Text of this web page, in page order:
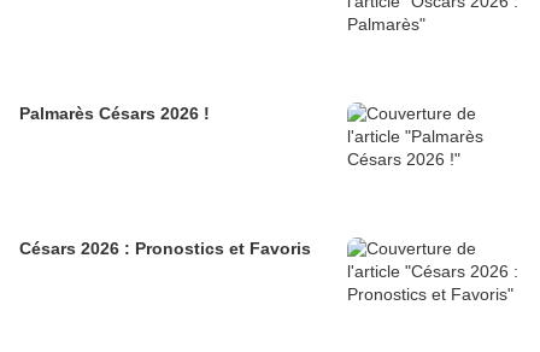
Palmarès Césars 2026 !
Césars 2026 : Pronostics et Favoris